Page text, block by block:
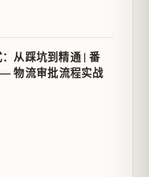
从踩坑到精通 | 番
物流审批流程实战